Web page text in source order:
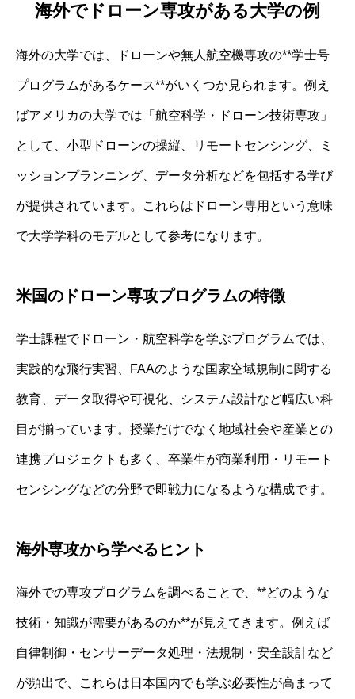
海外でドローン専攻がある大学の例
海外の大学では、ドローンや無人航空機専攻の**学士号
プログラムがあるケース**がいくつか見られます。例え
ばアメリカの大学では「航空科学・ドローン技術専攻」
として、小型ドローンの操縦、リモートセンシング、ミ
ッションプランニング、データ分析などを包括する学び
が提供されています。これらはドローン専用という意味
で大学学科のモデルとして参考になります。
米国のドローン専攻プログラムの特徴
学士課程でドローン・航空科学を学ぶプログラムでは、
実践的な飛行実習、FAAのような国家空域規制に関する
教育、データ取得や可視化、システム設計など幅広い科
目が揃っています。授業だけでなく地域社会や産業との
連携プロジェクトも多く、卒業生が商業利用・リモート
センシングなどの分野で即戦力になるような構成です。
海外専攻から学べるヒント
海外での専攻プログラムを調べることで、**どのような
技術・知識が需要があるのか**が見えてきます。例えば
自律制御・センサーデータ処理・法規制・安全設計など
が頻出で、これらは日本国内でも学ぶ必要性が高まって